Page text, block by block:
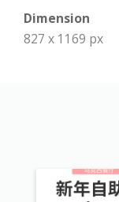
Dimension
827 x 1169 px